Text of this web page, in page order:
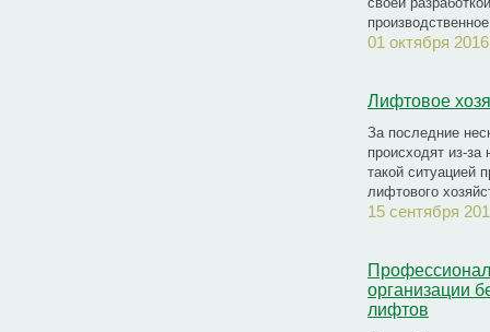
01 октября
Лифтовое
За последние
происходят из-
такой ситуацией
лифтового
15 сентября
организации
лифтов